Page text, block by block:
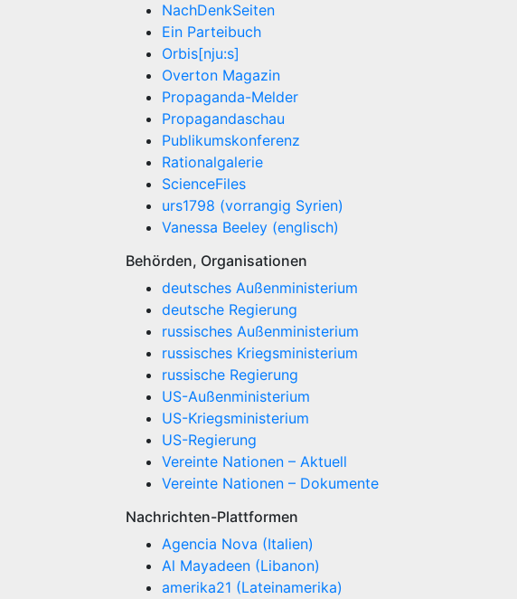
NachDenkSeiten
Ein Parteibuch
Orbis[nju:s]
Overton Magazin
Propaganda-Melder
Propagandaschau
Publikumskonferenz
Rationalgalerie
ScienceFiles
urs1798 (vorrangig Syrien)
Vanessa Beeley (englisch)
Behörden, Organisationen
deutsches Außenministerium
deutsche Regierung
russisches Außenministerium
russisches Kriegsministerium
russische Regierung
US-Außenministerium
US-Kriegsministerium
US-Regierung
Vereinte Nationen – Aktuell
Vereinte Nationen – Dokumente
Nachrichten-Plattformen
Agencia Nova (Italien)
Al Mayadeen (Libanon)
amerika21 (Lateinamerika)